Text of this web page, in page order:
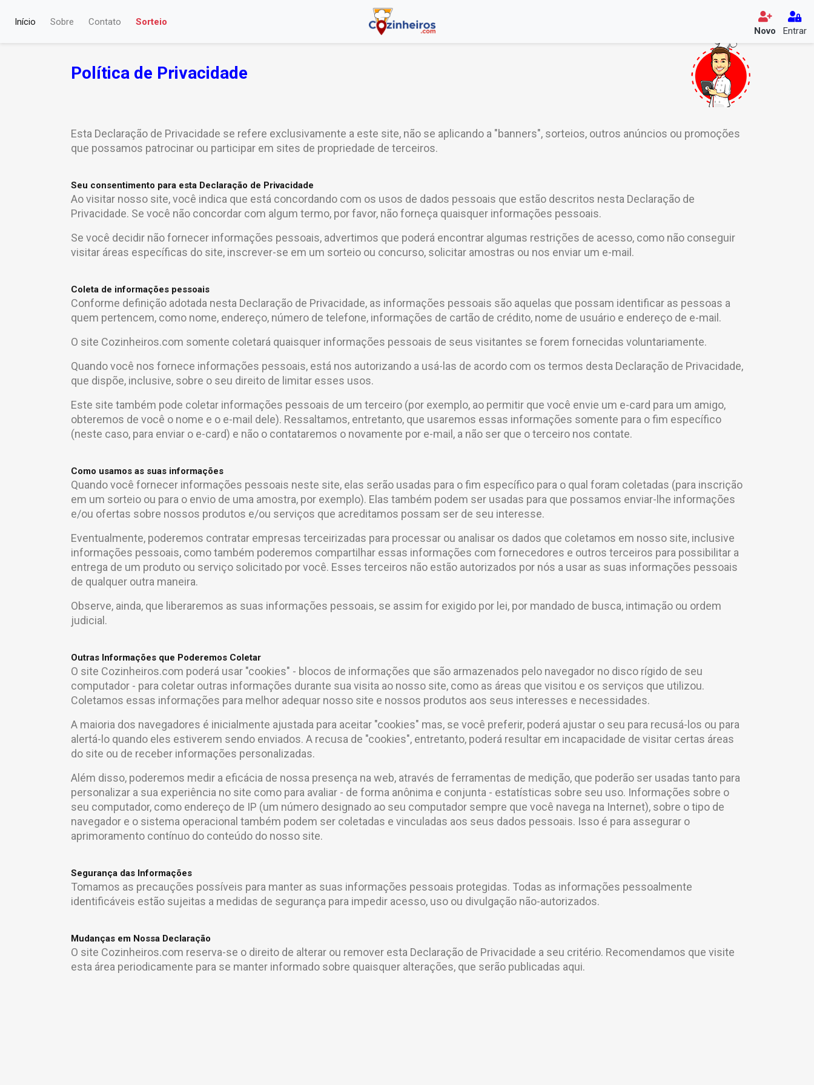
Início Sobre Contato
Sorteio
Novo
Entrar
Política de Privacidade
Esta Declaração de Privacidade se refere exclusivamente a este site, não se aplicando a "banners", sorteios, outros anúncios ou promoções
que possamos patrocinar ou participar em sites de propriedade de terceiros.
Seu consentimento para esta Declaração de Privacidade
Ao visitar nosso site, você indica que está concordando com os usos de dados pessoais que estão descritos nesta Declaração de
Privacidade. Se você não concordar com algum termo, por favor, não forneça quaisquer informações pessoais.
Se você decidir não fornecer informações pessoais, advertimos que poderá encontrar algumas restrições de acesso, como não conseguir
visitar áreas específicas do site, inscrever-se em um sorteio ou concurso, solicitar amostras ou nos enviar um e-mail.
Coleta de informações pessoais
Conforme definição adotada nesta Declaração de Privacidade, as informações pessoais são aquelas que possam identificar as pessoas a
quem pertencem, como nome, endereço, número de telefone, informações de cartão de crédito, nome de usuário e endereço de e-mail.
O site Cozinheiros.com somente coletará quaisquer informações pessoais de seus visitantes se forem fornecidas voluntariamente.
Quando você nos fornece informações pessoais, está nos autorizando a usá-las de acordo com os termos desta Declaração de Privacidade,
que dispõe, inclusive, sobre o seu direito de limitar esses usos.
Este site também pode coletar informações pessoais de um terceiro (por exemplo, ao permitir que você envie um e-card para um amigo,
obteremos de você o nome e o e-mail dele). Ressaltamos, entretanto, que usaremos essas informações somente para o fim específico
(neste caso, para enviar o e-card) e não o contataremos o novamente por e-mail, a não ser que o terceiro nos contate.
Como usamos as suas informações
Quando você fornecer informações pessoais neste site, elas serão usadas para o fim específico para o qual foram coletadas (para inscrição
em um sorteio ou para o envio de uma amostra, por exemplo). Elas também podem ser usadas para que possamos enviar-lhe informações
e/ou ofertas sobre nossos produtos e/ou serviços que acreditamos possam ser de seu interesse.
Eventualmente, poderemos contratar empresas terceirizadas para processar ou analisar os dados que coletamos em nosso site, inclusive
informações pessoais, como também poderemos compartilhar essas informações com fornecedores e outros terceiros para possibilitar a
entrega de um produto ou serviço solicitado por você. Esses terceiros não estão autorizados por nós a usar as suas informações pessoais
de qualquer outra maneira.
Observe, ainda, que liberaremos as suas informações pessoais, se assim for exigido por lei, por mandado de busca, intimação ou ordem
judicial.
Outras Informações que Poderemos Coletar
O site Cozinheiros.com poderá usar "cookies" - blocos de informações que são armazenados pelo navegador no disco rígido de seu
computador - para coletar outras informações durante sua visita ao nosso site, como as áreas que visitou e os serviços que utilizou.
Coletamos essas informações para melhor adequar nosso site e nossos produtos aos seus interesses e necessidades.
A maioria dos navegadores é inicialmente ajustada para aceitar "cookies" mas, se você preferir, poderá ajustar o seu para recusá-los ou para
alertá-lo quando eles estiverem sendo enviados. A recusa de "cookies", entretanto, poderá resultar em incapacidade de visitar certas áreas
do site ou de receber informações personalizadas.
Além disso, poderemos medir a eficácia de nossa presença na web, através de ferramentas de medição, que poderão ser usadas tanto para
personalizar a sua experiência no site como para avaliar - de forma anônima e conjunta - estatísticas sobre seu uso. Informações sobre o
seu computador, como endereço de IP (um número designado ao seu computador sempre que você navega na Internet), sobre o tipo de
navegador e o sistema operacional também podem ser coletadas e vinculadas aos seus dados pessoais. Isso é para assegurar o
aprimoramento contínuo do conteúdo do nosso site.
Segurança das Informações
Tomamos as precauções possíveis para manter as suas informações pessoais protegidas. Todas as informações pessoalmente
identificáveis estão sujeitas a medidas de segurança para impedir acesso, uso ou divulgação não-autorizados.
Mudanças em Nossa Declaração
O site Cozinheiros.com reserva-se o direito de alterar ou remover esta Declaração de Privacidade a seu critério. Recomendamos que visite
esta área periodicamente para se manter informado sobre quaisquer alterações, que serão publicadas aqui.